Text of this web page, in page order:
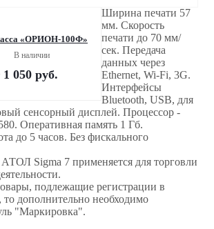
«ОРИОН-100Ф»
В наличии
1 050 руб.
Ширина печати 57
мм. Скорость
печати до 70 мм/
сек. Передача
данных через
Ethernet, Wi-Fi, 3G.
Интерфейсы
Bluetooth, USB, для
сенсорный дисплей. Процессор -
Оперативная память 1 Гб.
до 5 часов. Без фискального
Sigma 7 применяется для торговли
подлежащие регистрации в
дополнительно необходимо
"Маркировка".